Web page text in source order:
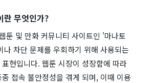
무엇인가?
및 만화 커뮤니티 사이트인 '마나토
나 차단 문제를 우회하기 위해 사용되는
현입니다. 웹툰 시장이 성장함에 따라
접속 불안정성을 겪게 되며, 이때 이용